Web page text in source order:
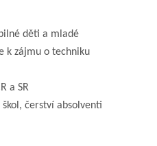
děti a mladé
k zájmu o techniku
a SR
čerství absolventi